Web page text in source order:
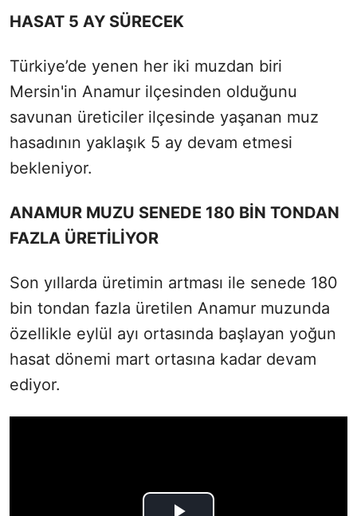
HASAT 5 AY SÜRECEK
Türkiye’de yenen her iki muzdan biri
Mersin'in Anamur ilçesinden olduğunu
savunan üreticiler ilçesinde yaşanan muz
hasadının yaklaşık 5 ay devam etmesi
bekleniyor.
ANAMUR MUZU SENEDE 180 BİN TONDAN
FAZLA ÜRETİLİYOR
Son yıllarda üretimin artması ile senede 180
bin tondan fazla üretilen Anamur muzunda
özellikle eylül ayı ortasında başlayan yoğun
hasat dönemi mart ortasına kadar devam
ediyor.